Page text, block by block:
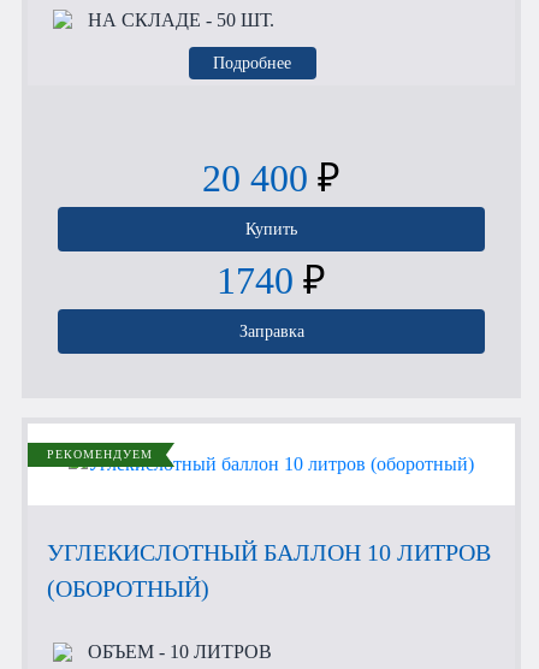
НА СКЛАДЕ - 50 ШТ.
Подробнее
20 400 ₽
Купить
1740 ₽
Заправка
РЕКОМЕНДУЕМ
УГЛЕКИСЛОТНЫЙ БАЛЛОН 10 ЛИТРОВ
(ОБОРОТНЫЙ)
ОБЪЕМ- 10 ЛИТРОВ